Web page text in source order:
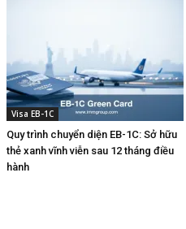
Visa EB-1C
Quy trình chuyển diện EB-1C: Sở hữu
thẻ xanh vĩnh viễn sau 12 tháng điều
hành